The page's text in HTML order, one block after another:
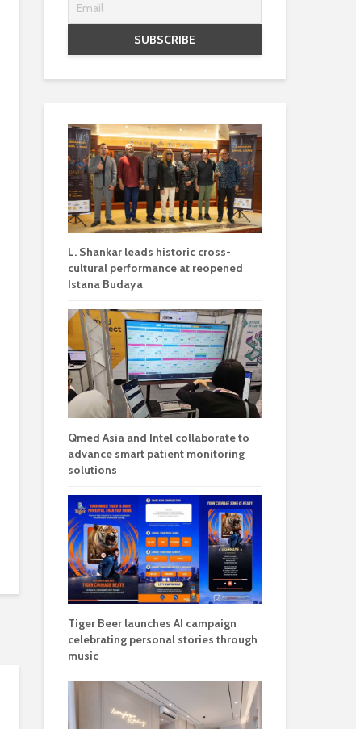
L. Shankar leads historic cross-
cultural performance at reopened
Istana Budaya
Qmed Asia and Intel collaborate to
advance smart patient monitoring
solutions
Tiger Beer launches AI campaign
celebrating personal stories through
music